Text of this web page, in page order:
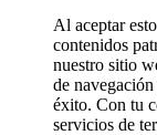
Al aceptar
contenidos
nuestro sitio
de
éxito. Con tu
servicios de